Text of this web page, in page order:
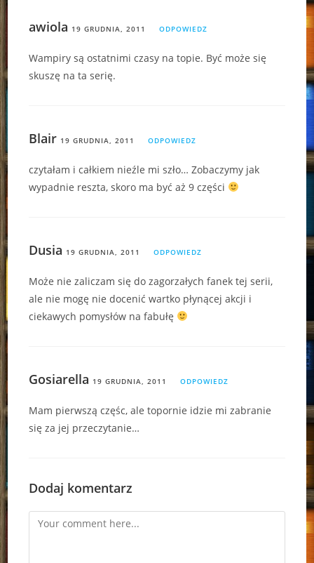
awiola 19 GRUDNIA, 2011 ODPOWIEDZ
Wampiry są ostatnimi czasy na topie. Być może się
skuszę na ta serię.
Blair 19 GRUDNIA, 2011 ODPOWIEDZ
czytałam i całkiem nieźle mi szło… Zobaczymy jak
wypadnie reszta, skoro ma być aż 9 części
Dusia 19 GRUDNIA, 2011 ODPOWIEDZ
Może nie zaliczam się do zagorzałych fanek tej serii,
ale nie mogę nie docenić wartko płynącej akcji i
ciekawych pomysłów na fabułę
Gosiarella 19 GRUDNIA, 2011 ODPOWIEDZ
Mam pierwszą częśc, ale topornie idzie mi zabranie
się za jej przeczytanie…
Dodaj komentarz
Comment